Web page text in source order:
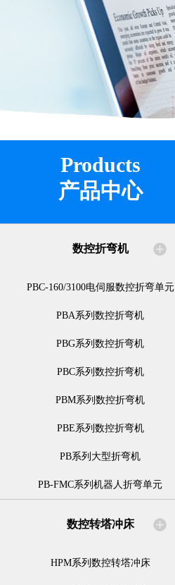
Products
产品中心
数控折弯机
PBC-160/3100电伺服数控折弯单元
PBA系列数控折弯机
PBG系列数控折弯机
PBC系列数控折弯机
PBM系列数控折弯机
PBE系列数控折弯机
PB系列大型折弯机
PB-FMC系列机器人折弯单元
数控转塔冲床
HPM系列数控转塔冲床